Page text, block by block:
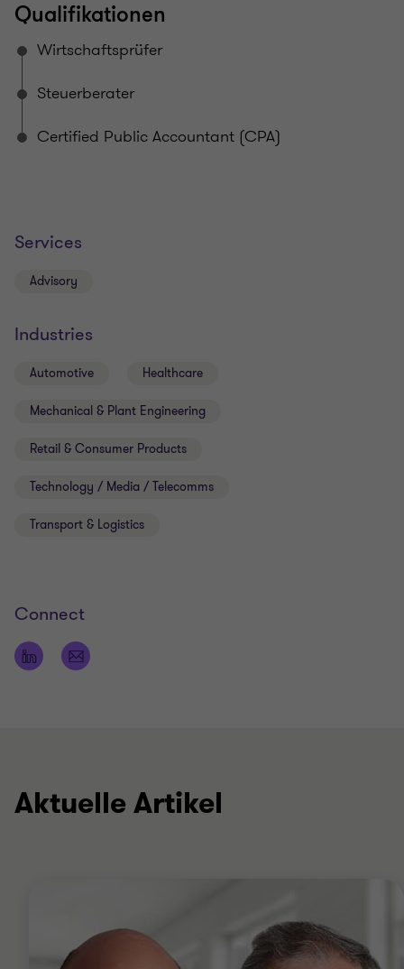
Qualifikationen
Wirtschaftsprüfer
Steuerberater
Certified Public Accountant (CPA)
Services
Advisory
Industries
Automotive Healthcare
Mechanical & Plant Engineering
Retail & Consumer Products
Technology / Media / Telecomms
Transport & Logistics
Connect
Aktuelle Artikel